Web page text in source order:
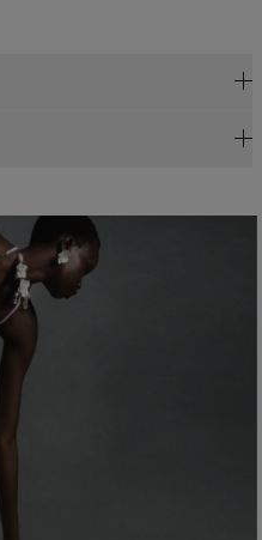
tamanho 2 US